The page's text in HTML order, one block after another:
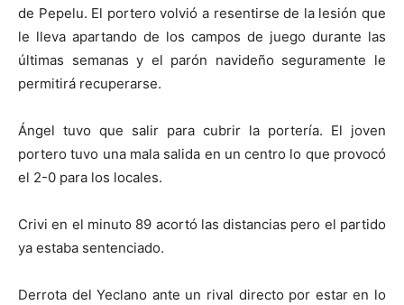
de Pepelu. El portero volvió a resentirse de la lesión que
le lleva apartando de los campos de juego durante las
últimas semanas y el parón navideño seguramente le
permitirá recuperarse.
Ángel tuvo que salir para cubrir la portería. El joven
portero tuvo una mala salida en un centro lo que provocó
el 2-0 para los locales.
Crivi en el minuto 89 acortó las distancias pero el partido
ya estaba sentenciado.
Derrota del Yeclano ante un rival directo por estar en lo